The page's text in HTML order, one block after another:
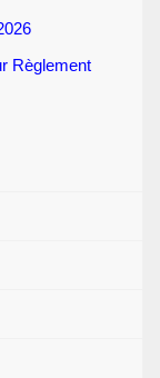
Règlement